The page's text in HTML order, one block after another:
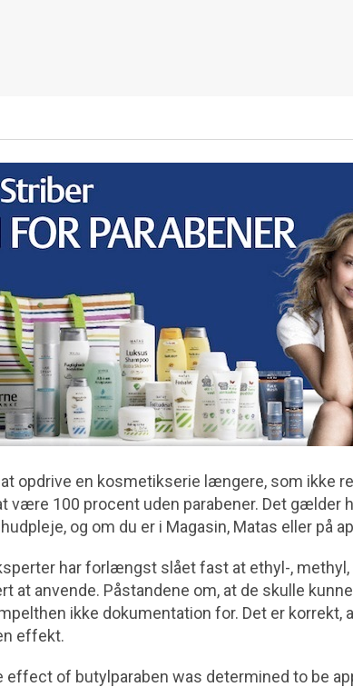
opdrive en kosmetikserie længere, som ikke
være 100 procent uden parabener. Det gælder
og om du er i Magasin, Matas eller på
har forlængst slået fast at ethyl-,
at anvende. Påstandene om, at de skulle
ikke dokumentation for. Det er korrekt,
effekt.
effect of butylparaben was determined to be